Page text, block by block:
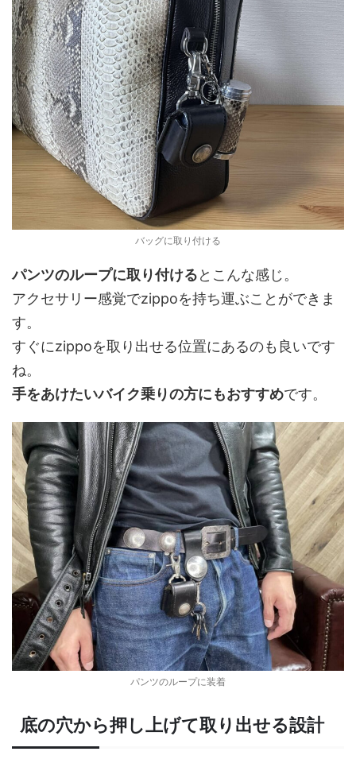
バッグに取り付ける
パンツのループに取り付けるとこんな感じ。
アクセサリー感覚でzippoを持ち運ぶことができま
す。
すぐにzippoを取り出せる位置にあるのも良いです
ね。
手をあけたいバイク乗りの方にもおすすめです。
パンツのループに装着
底の穴から押し上げて取り出せる設計